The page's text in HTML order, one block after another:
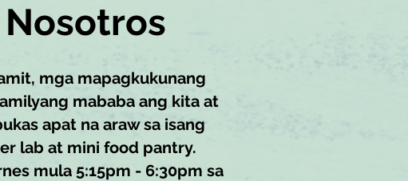
mga mapagkukunang
mababa ang kita at
apat na araw sa isang
lab at mini food pantry.
mula 5:15pm - 6:30pm sa